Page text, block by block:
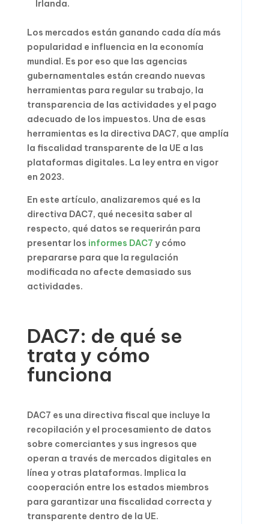
Irlanda.
Los mercados están ganando cada día más
popularidad e influencia en la economía
mundial. Es por eso que las agencias
gubernamentales están creando nuevas
herramientas para regular su trabajo, la
transparencia de las actividades y el pago
adecuado de los impuestos. Una de esas
herramientas es la directiva DAC7, que amplía
la fiscalidad transparente de la UE a las
plataformas digitales. La ley entra en vigor
en 2023.
En este artículo, analizaremos qué es la
directiva DAC7, qué necesita saber al
respecto, qué datos se requerirán para
presentar los informes DAC7 y cómo
prepararse para que la regulación
modificada no afecte demasiado sus
actividades.
DAC7: de qué se
trata y cómo
funciona
DAC7 es una directiva fiscal que incluye la
recopilación y el procesamiento de datos
sobre comerciantes y sus ingresos que
operan a través de mercados digitales en
línea y otras plataformas. Implica la
cooperación entre los estados miembros
para garantizar una fiscalidad correcta y
transparente dentro de la UE.